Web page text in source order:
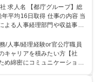
助あり
総
取得 仕事の内容 当
よる人事経理部門や収益事業
をお任せいたします。研修
細 【業務詳細】■
営に係る管理業務 ■収益部
口広場の「イベントコーナ
/人事/経理経験or官公庁職員
キャリアを積みたい方【社
め綿密にコミュニケーション